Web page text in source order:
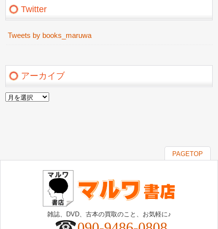
Twitter
Tweets by books_maruwa
アーカイブ
ア
PAGETOP
雑誌、DVD、古本の買取のこと、お気軽に♪